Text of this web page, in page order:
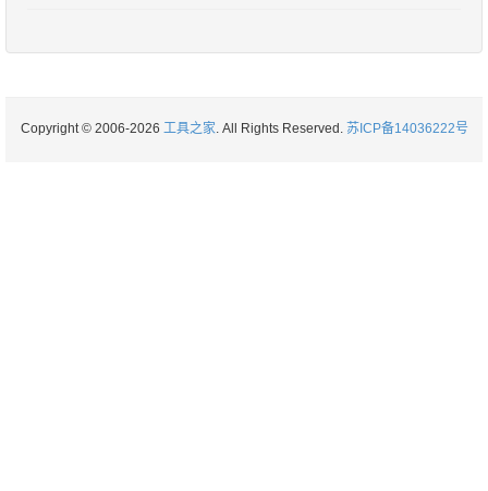
Copyright © 2006-2026 工具之家. All Rights Reserved. 苏ICP备14036222号